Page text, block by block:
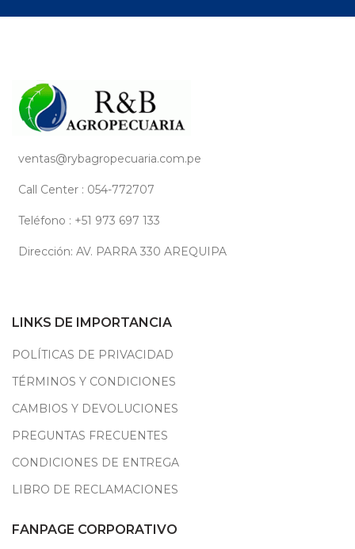
ventas@rybagropecuaria.com.pe
Call Center : 054-772707
Teléfono : +51 973 697 133
Dirección: AV. PARRA 330 AREQUIPA
LINKS DE IMPORTANCIA
POLÍTICAS DE PRIVACIDAD
TÉRMINOS Y CONDICIONES
CAMBIOS Y DEVOLUCIONES
PREGUNTAS FRECUENTES
CONDICIONES DE ENTREGA
LIBRO DE RECLAMACIONES
FANPAGE CORPORATIVO